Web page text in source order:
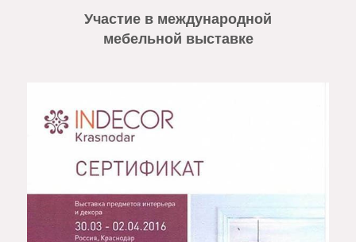
Участие в международной
мебельной выставке